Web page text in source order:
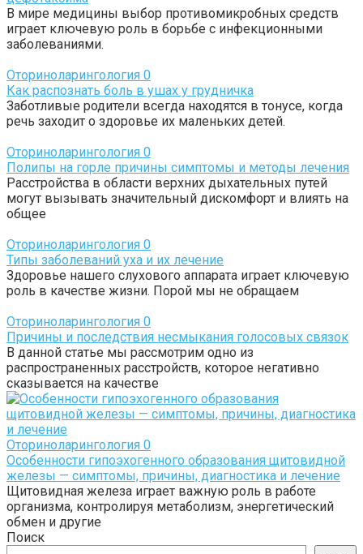
В мире медицины выбор противомикробных средств
играет ключевую роль в борьбе с инфекционными
заболеваниями.
Оториноларингология 0
Как распознать боль в ушах у грудничка
Заботливые родители всегда находятся в тонусе, когда
речь заходит о здоровье их маленьких детей.
Оториноларингология 0
Полипы на горле причины симптомы и методы лечения
Расстройства в области верхних дыхательных путей
могут вызывать значительный дискомфорт и влиять на
общее
Оториноларингология 0
Типы заболеваний уха и их лечение
Здоровье нашего слухового аппарата играет ключевую
роль в качестве жизни. Порой мы не обращаем
Оториноларингология 0
Причины и последствия несмыкания голосовых связок
В данной статье мы рассмотрим одно из
распространенных расстройств, которое негативно
сказывается на качестве
Оториноларингология 0
Особенности гипоэхогенного образования щитовидной
железы — симптомы, причины, диагностика и лечение
Щитовидная железа играет важную роль в работе
организма, контролируя метаболизм, энергетический
обмен и другие
Поиск